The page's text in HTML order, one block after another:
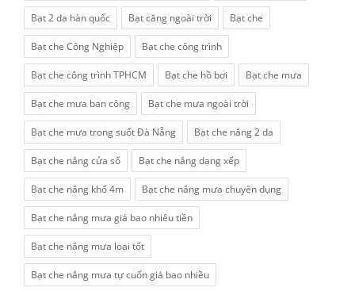
Bạt 2 da hàn quốc Bạt căng ngoài trời Bạt che
Bạt che Công Nghiệp Bạt che công trình
Bạt che công trình TPHCM Bạt che hồ bơi Bạt che mưa
Bạt che mưa ban công Bạt che mưa ngoài trời
Bạt che mưa trong suốt Đà Nẵng Bạt che nắng 2 da
Bạt che nắng cửa sổ Bạt che nắng dạng xếp
Bạt che nắng khổ 4m Bạt che nắng mưa chuyên dụng
Bạt che nắng mưa giá bao nhiêu tiền
Bạt che nắng mưa loại tốt
Bạt che nắng mưa tự cuốn giá bao nhiều